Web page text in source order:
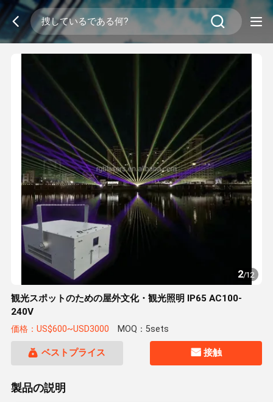
2/12
観光スポットのための屋外文化・観光照明 IP65 AC100-
240V
価格：US$600~USD3000 MOQ：5sets
ベストプライス 接触
製品の説明